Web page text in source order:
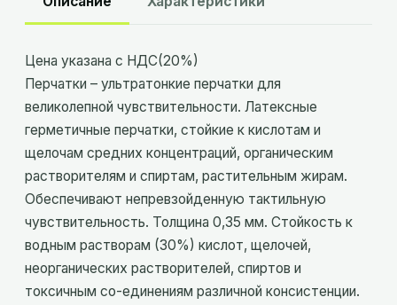
Цена указана с НДС(20%)
Перчатки – ультратонкие перчатки для
великолепной чувствительности. Латексные
герметичные перчатки, стойкие к кислотам и
щелочам средних концентраций, органическим
растворителям и спиртам, растительным жирам.
Обеспечивают непревзойденную тактильную
чувствительность. Толщина 0,35 мм. Стойкость к
водным растворам (30%) кислот, щелочей,
неорганических растворителей, спиртов и
токсичным со-единениям различной консистенции.